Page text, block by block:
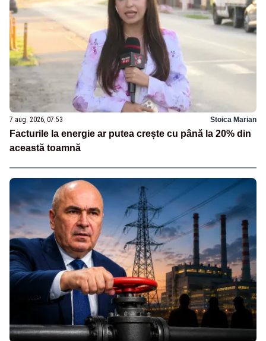
7 aug. 2026, 07:53 Stoica Marian
Facturile la energie ar putea crește cu până la 20% din
această toamnă